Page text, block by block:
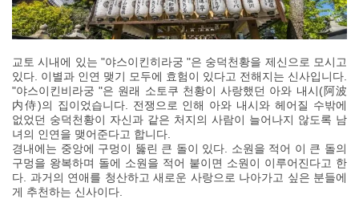
교토 시내에 있는 "야스이킨히라궁 "은 숭덕천황을 제신으로 모시고
있다. 이별과 인연 맺기 모두에 효험이 있다고 전해지는 신사입니다.
"야스이킨비라궁 "은 원래 소토쿠 천황이 사랑했던 아와 내시(阿波
内侍)의 집이었습니다. 전쟁으로 인해 아와 내시와 헤어질 수밖에
없었던 숭덕천황이 자신과 같은 처지의 사람이 늘어나지 않도록 남
녀의 인연을 맺어준다고 합니다.
경내에는 중앙에 구멍이 뚫린 큰 돌이 있다. 소원을 적어 이 큰 돌의
구멍을 왕복하며 돌에 소원을 적어 붙이면 소원이 이루어진다고 한
다. 과거의 연애를 청산하고 새로운 사랑으로 나아가고 싶은 분들에
게 추천하는 신사이다.